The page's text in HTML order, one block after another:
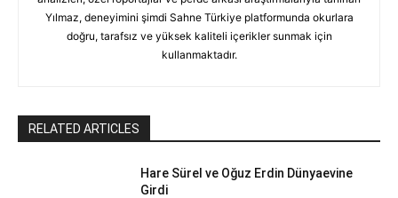
Yılmaz, deneyimini şimdi Sahne Türkiye platformunda okurlara
doğru, tarafsız ve yüksek kaliteli içerikler sunmak için
kullanmaktadır.
RELATED ARTICLES
Hare Sürel ve Oğuz Erdin Dünyaevine
Girdi